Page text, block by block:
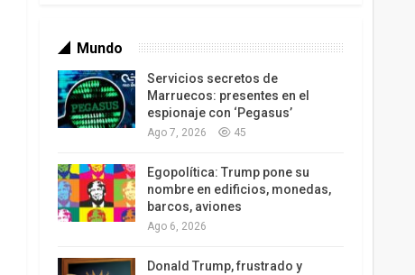
Mundo
Servicios secretos de
Marruecos: presentes en el
espionaje con ‘Pegasus’
Ago 7, 2026 45
Egopolítica: Trump pone su
nombre en edificios, monedas,
barcos, aviones
Ago 6, 2026
Donald Trump, frustrado y